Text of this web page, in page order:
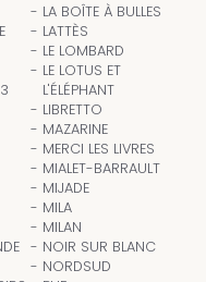
LA BOÎTE À BULLES
LATTÈS
LE LOMBARD
LE LOTUS ET
L'ÉLÉPHANT
LIBRETTO
MAZARINE
MERCI LES LIVRES
MIALET-BARRAULT
MIJADE
MILA
MILAN
NOIR SUR BLANC
NORDSUD